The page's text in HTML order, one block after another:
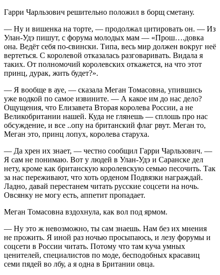
Гарри Чарльзович решительно положил в борщ сметану.
— Ну и вишенка на торте, — продолжал цитировать он. — Из
Улан-Удэ пишут, с форума молодых мам — «Прош….довка
она. Ведёт себя по-свински. Типа, весь мир должен вокруг неё
вертеться. С королевой отказалась разговаривать. Видала я
таких. От полномочий королевских откажется, на что этот
принц, дурак, жить будет?».
— Я вообще в ауе, — сказала Меган Томасовна, упившись
уже водкой по самое извините. — А какое им до нас дело?
Ощущения, что Елизавета Вторая королева России, а не
Великобритании нашей. Куда не глянешь — сплошь про нас
обсуждение, и все ..опу на британский флаг рвут. Меган то,
Меган это, принц лопух, королева старуха.
— Да хрен их знает, — честно сообщил Гарри Чарльзович. —
Я сам не понимаю. Вот у людей в Улан-Удэ и Саранске дел
нету, кроме как британскую королевскую семью песочить. Так
за нас переживают, что хоть орденом Подвязки награждай.
Ладно, давай перестанем читать русские соцсети на ночь.
Овсянку не могу есть, аппетит пропадает.
Меган Томасовна вздохнула, как вол под ярмом.
— Ну это ж невозможно, ты сам знаешь. Нам без их мнения
не прожить. Я иной раз ночью просыпаюсь, и лезу форумы и
соцсети в России читать. Потому что там куча умных
ценителей, специалистов по моде, бесподобных красавиц
семи пядей во лбу, а я одна в Британии овца.